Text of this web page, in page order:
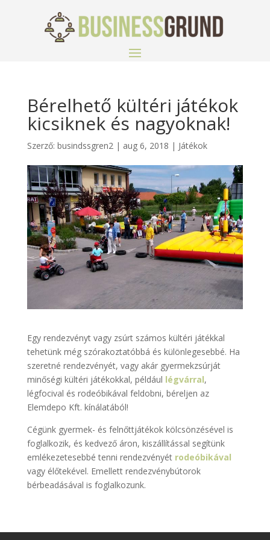
Bérelhető kültéri játékok
kicsiknek és nagyoknak!
Szerző: busindssgren2| aug 6, 2018 | Játékok
Egy rendezvényt vagy zsúrt számos kültéri játékkal
tehetünk még szórakoztatóbbá és különlegesebbé. Ha
szeretné rendezvényét, vagy akár gyermekzsúrját
minőségi kültéri játékokkal, például légvárral,
légfocival és rodeóbikával feldobni, béreljen az
Elemdepo Kft. kínálatából!
Cégünk gyermek- és felnőttjátékok kölcsönzésével is
foglalkozik, és kedvező áron, kiszállítással segítünk
emlékezetesebbé tenni rendezvényét rodeóbikával
vagy élőtekével. Emellett rendezvénybútorok
bérbeadásával is foglalkozunk.